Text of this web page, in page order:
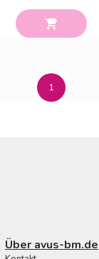
1
Über avus-bm.de